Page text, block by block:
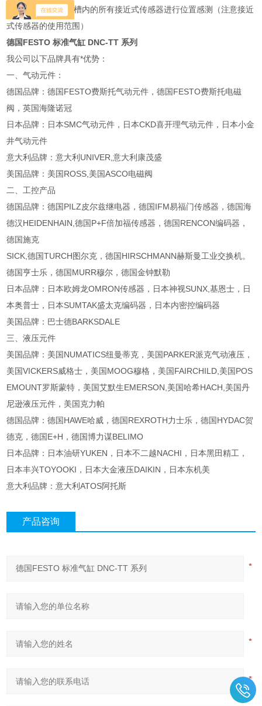
可通过安装在 T 型槽内的所有接近式传感器进行位置感测（注意接近
式传感器的使用范围）
德国FESTO 标准气缸 DNC-TT 系列
我公司以下品牌具有*优势：
一、气动元件：
德国品牌：德国FESTO费斯托气动元件，德国FESTO费斯托电磁
阀，英国海隆诺冠
日本品牌：日本SMC气动元件，日本CKD喜开理气动元件，日本小金
井气动元件
意大利品牌：意大利UNIVER,意大利康茂盛
美国品牌：美国ROSS,美国ASCO电磁阀
二、工控产品
德国品牌：德国PILZ皮尔兹继电器，德国IFM易福门传感器，德国海
德汉HEIDENHAIN,德国P+F倍加福传感器，德国RENCON编码器，
德国施克
SICK,德国TURCH图尔克，德国HIRSCHMANN赫斯曼工业交换机。
德国亨士乐，德国MURR穆尔，德国金钟默勒
日本品牌：日本欧姆龙OMRON传感器，日本神视SUNX,基恩士，日
本奥普士，日本SUMTAK盛太克编码器，日本内密控编码器
美国品牌：巴士德BARKSDALE
三、液压元件
美国品牌：美国NUMATICS纽曼蒂克，美国PARKER派克气动液压，
美国VICKERS威格士，美国MOOG穆格，美国FAIRCHILD,美国POS
EMOUNT罗斯蒙特，美国艾默生EMERSON,美国哈希HACH,美国丹
尼逊液压元件，美国克力帕
德国品牌：德国HAWE哈威，德国REXROTH力士乐，德国HYDAC贺
德克，德国E+H，德国博力谋BELIMO
日本品牌：日本油研YUKEN，日本不二越NACHI，日本黑田精工，
日本丰兴TOYOOKI，日本大金液压DAIKIN，日本东机美
意大利品牌：意大利ATOS阿托斯
产品咨询